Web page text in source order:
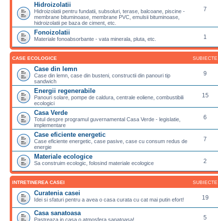
Hidroizolatii
Hidroizolatii pentru fundatii, subsoluri, terase, balcoane, piscine -
membrane bituminoase, membrane PVC, emulsii bituminoase,
hidroizolatii pe baza de ciment, etc.
7
Fonoizolatii
Materiale fonoabsorbante - vata minerala, pluta, etc. 1
CASE ECOLOGICE SUBIECTE
Case din lemn
Case din lemn, case din busteni, constructii din panouri tip
sandwich
9
Energii regenerabile
Panouri solare, pompe de caldura, centrale eoliene, combustibili
ecologici
15
Casa Verde
Totul despre programul guvernamental Casa Verde - legislatie,
implementare
6
Case eficiente energetic
Case eficiente energetic, case pasive, case cu consum redus de
energie
7
Materiale ecologice
Sa construim ecologic, folosind materiale ecologice 2
INTRETINEREA CASEI SUBIECTE
Curatenia casei
Idei si sfaturi pentru a avea o casa curata cu cat mai putin efort! 19
Casa sanatoasa
Pastreaza in casa o atmosfera sanatoasa! 5